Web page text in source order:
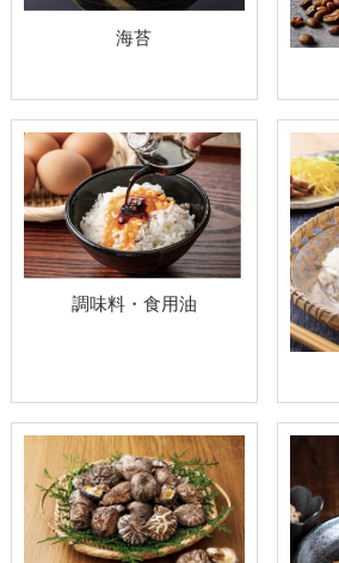
海苔
調味料・食用油